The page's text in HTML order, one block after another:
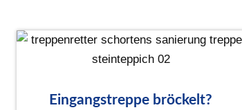
Eingangstreppe bröckelt?